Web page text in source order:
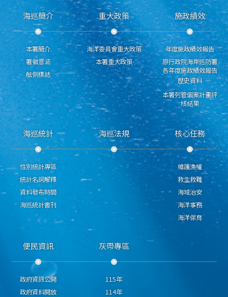
海巡簡介
本署簡介
署徽意涵
舷側標誌
重大政策
海洋委員會重大政策
本署重大政策
施政績效
年度施政績效報告
原行政院海岸巡防署
各年度施政績效報告
歷史資料
本署列管個案計畫評
核結果
海巡統計
性別統計專區
統計名詞解釋
資料發布時間
海巡統計書刊
海巡法規 核心任務
維護漁權
救生救難
海域治安
海洋事務
海洋保育
便民資訊
政府資訊公開
政府資料開放
灰帶專區
115年
114年